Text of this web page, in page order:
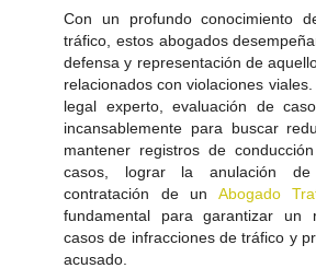
Con un profundo conocimiento
tráfico, estos abogados
defensa y representación de
relacionados con violaciones
legal experto, evaluación de
incansablemente para buscar
mantener registros de
casos, lograr la anulación
contratación de un Abogado
fundamental para garantizar un
casos de infracciones de tráfico y
acusado.